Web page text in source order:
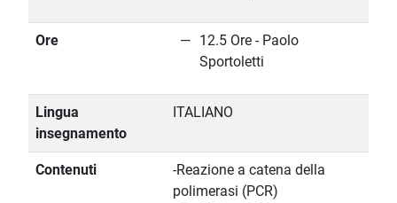
Ore
12.5 Ore - Paolo
Sportoletti
Lingua
insegnamento
ITALIANO
Contenuti
-Reazione a catena della
polimerasi (PCR)